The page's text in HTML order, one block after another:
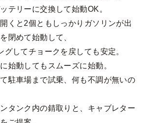
テリーに交換して始動OK。
くと2個ともしっかりガソリンが出
閉めて始動して、
グしてチョークを戻しても安定。
始動してもスムーズに始動。
駐車場まで試乗、何も不調が無いの
タンク内の錆取りと、キャブレター